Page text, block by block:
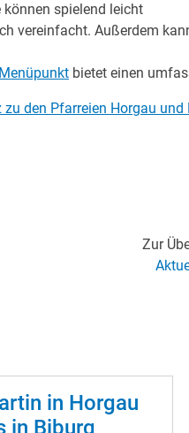
spielend leicht
vereinfacht. Außerdem
bietet einen
zu den Pfarreien Horgau und
Zur
in Horgau
in Biburg